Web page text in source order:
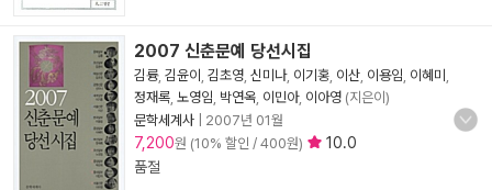
2007 신춘문예 당선시집
김륭, 김윤이 김초영 신미나, 이기홍 이산 이용임 이혜미
정재록 노영임 박연옥 이민아, 이아영 (지은이)
문학세계사
2007년 01월
7,200원 (10% 할인 / 400원)
10.0
품절